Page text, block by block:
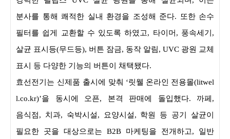
분사를 통해 쾌적한 실내 환경을 조성해 준다. 또한 손수
필터를 쉽게 교환할 수 있도록 하였고, 타이머, 풍속세기,
살균 표시등(무드등), 버튼 잠금, 동작 알림, UVC 광원 교체
표시 등 다양한 기능의 버튼이 채택됐다.
효선전기는 신제품 출시에 맞춰 ‘릿웰 온라인
전용몰(litwel
l.co.kr)’을 동시에 오픈, 본격 판매에 돌입했다. 까페,
음식점, 치과, 숙박시설, 요양시설, 학원 등 공기 살균이
필요한 곳을 대상으로는 B2B 마케팅을 전개하고, 일반